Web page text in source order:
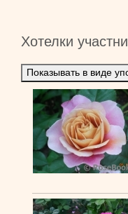
Хотелки
Показывать в виде